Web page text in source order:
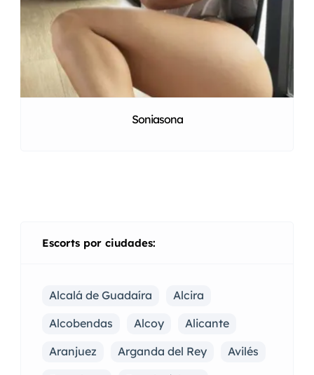
Soniasona
Escorts por ciudades:
Alcalá de Guadaíra
Alcira
Alcobendas
Alcoy
Alicante
Aranjuez
Arganda del Rey
Avilés